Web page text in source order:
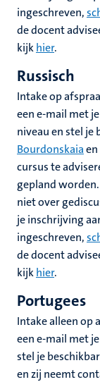
ingeschreven,
de docent
kijkhier.
Russisch
Intake op
een e-mail met
niveau en stel je
Bourdonskaia
cursus te
gepland
niet over
je inschrijving
ingeschreven,
de docent
kijkhier.
Portugees
Intake alleen op
een e-mail met
stel je
en zij neemt